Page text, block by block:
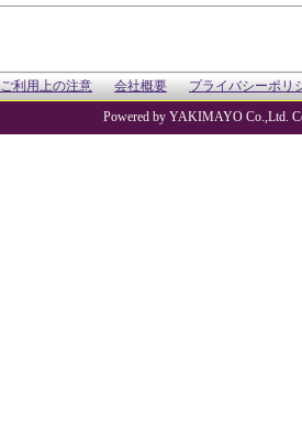
ご利用上の注意 会社概要 プライバシーポリ
Powered by YAKIMAYO Co.,Ltd.